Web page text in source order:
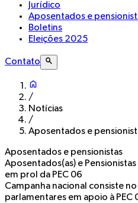
Jurídico
Aposentados e
Boletins
Eleições 2025
Contato
/
Notícias
/
Aposentados e
Aposentados e pensionistas
Aposentados(as) e
em prol da PEC 06
Campanha nacional consiste
parlamentares em apoio à